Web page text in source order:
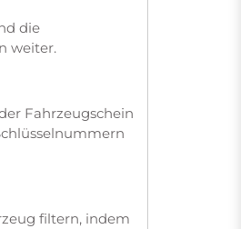
die
weiter.
Fahrzeugschein
filtern, indem